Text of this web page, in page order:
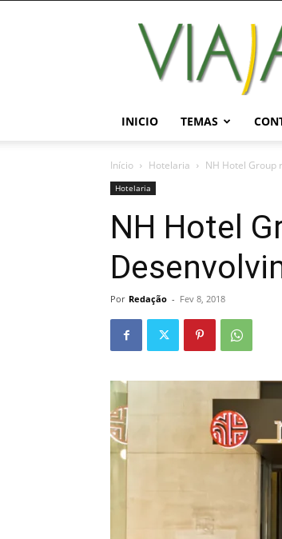
Viajar
Online
INICIO TEMAS
Início Hotelaria NH Hotel Group
Hotelaria
NH Hotel
Por Redação - Fev 8, 2018